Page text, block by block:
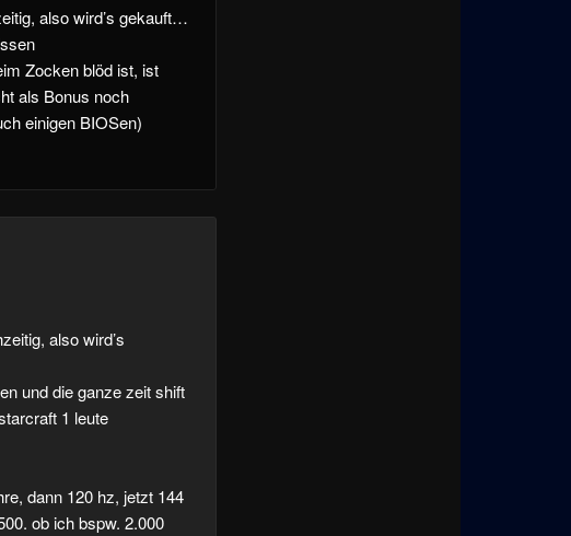
also wird’s gekauft…
Zocken blöd ist, ist
als Bonus noch
einigen BIOSen)
also wird’s
und die ganze zeit shift
1 leute
dann 120 hz, jetzt 144
ob ich bspw. 2.000